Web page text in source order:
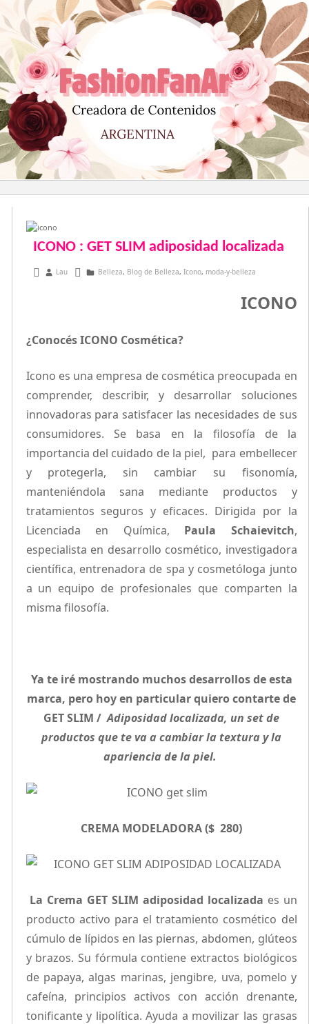
al
contenido
ICONO : GET SLIM adiposidad localizada
febrero 19, 2016
Lau Belleza, Blog de Belleza, Icono, moda-y-belleza
ICONO
¿Conocés ICONO Cosmética?
Icono es una empresa de cosmética preocupada en
comprender, describir, y desarrollar soluciones
innovadoras para satisfacer las necesidades de sus
consumidores. Se basa en la filosofía de la
importancia del cuidado de la piel, para embellecer
y protegerla, sin cambiar su fisonomía,
manteniéndola sana mediante productos y
tratamientos seguros y eficaces. Dirigida por la
Licenciada en Química, Paula Schaievitch,
especialista en desarrollo cosmético, investigadora
científica, entrenadora de spa y cosmetóloga junto
a un equipo de profesionales que comparten la
misma filosofía.
Ya te iré mostrando muchos desarrollos de esta
marca, pero hoy en particular quiero contarte de
GET SLIM /Adiposidad localizada, un set de
productos que te va a cambiar la textura y la
apariencia de la piel.
CREMA MODELADORA ($ 280)
La Crema GET SLIM adiposidad localizada es un
producto activo para el tratamiento cosmético del
cúmulo de lípidos en las piernas, abdomen, glúteos
y brazos. Su fórmula contiene extractos biológicos
de papaya, algas marinas, jengibre, uva, pomelo y
cafeína, principios activos con acción drenante,
tonificante y lipolítica. Ayuda a movilizar las grasas